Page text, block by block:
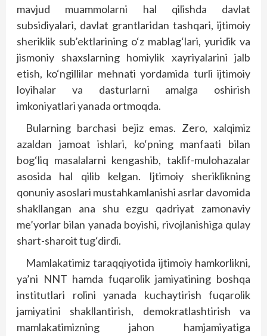
mavjud muammolarni hal qilishda davlat
subsidiyalari, davlat grantlaridan tashqari, ijtimoiy
sheriklik sub’ektlarining o‘z mablag‘lari, yuridik va
jismoniy shaxslarning homiylik xayriyalarini jalb
etish, ko‘ngillilar mehnati yordamida turli ijtimoiy
loyihalar va dasturlarni amalga oshirish
imkoniyatlari yanada ortmoqda.
Bularning barchasi bejiz emas. Zero, xalqimiz
azaldan jamoat ishlari, ko‘pning manfaati bilan
bog‘liq masalalarni kengashib, taklif-mulohazalar
asosida hal qilib kelgan. Ijtimoiy sheriklikning
qonuniy asoslari mustahkamlanishi asrlar davomida
shakllangan ana shu ezgu qadriyat zamonaviy
me’yorlar bilan yanada boyishi, rivojlanishiga qulay
shart-sharoit tug‘dirdi.
Mamlakatimiz taraqqiyotida ijtimoiy hamkorlikni,
ya’ni NNT hamda fuqarolik jamiyatining boshqa
institutlari rolini yanada kuchaytirish fuqarolik
jamiyatini shakllantirish, demokratlashtirish va
mamlakatimizning jahon hamjamiyatiga